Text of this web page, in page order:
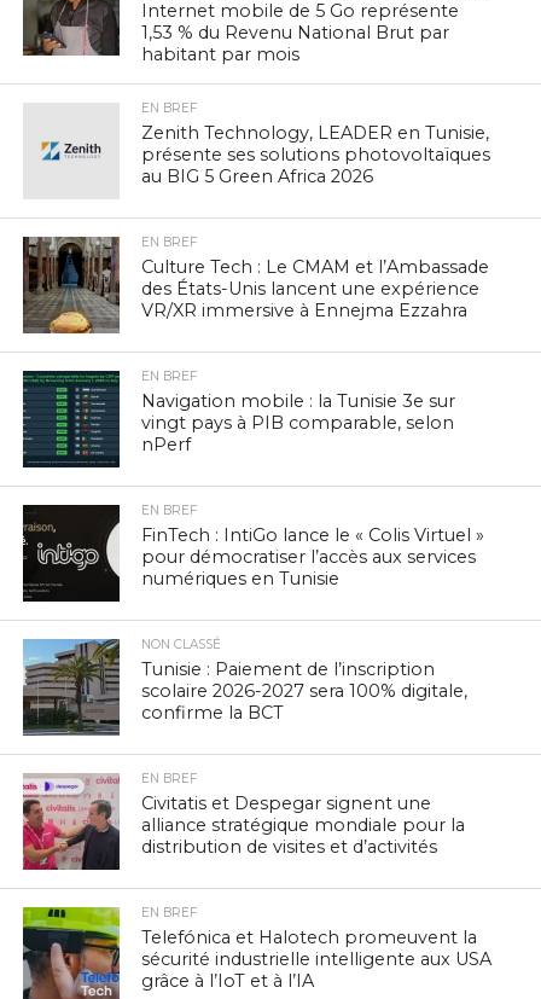
Internet mobile de 5 Go représente
1,53 % du Revenu National Brut par
habitant par mois
EN BREF
Zenith Technology, LEADER en Tunisie,
présente ses solutions photovoltaïques
au BIG 5 Green Africa 2026
EN BREF
Culture Tech : Le CMAM et l’Ambassade
des États-Unis lancent une expérience
VR/XR immersive à Ennejma Ezzahra
EN BREF
Navigation mobile : la Tunisie 3e sur
vingt pays à PIB comparable, selon
nPerf
EN BREF
FinTech : IntiGo lance le « Colis Virtuel »
pour démocratiser l’accès aux services
numériques en Tunisie
NON CLASSÉ
Tunisie : Paiement de l’inscription
scolaire 2026-2027 sera 100% digitale,
confirme la BCT
EN BREF
Civitatis et Despegar signent une
alliance stratégique mondiale pour la
distribution de visites et d’activités
EN BREF
Telefónica et Halotech promeuvent la
sécurité industrielle intelligente aux USA
grâce à l’IoT et à l’IA